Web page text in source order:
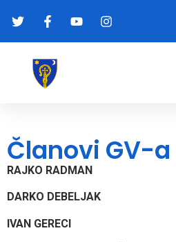
Članovi GV-a
RAJKO RADMAN
DARKO DEBELJAK
IVAN GERECI